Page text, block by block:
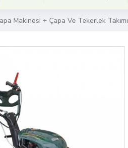
Makinesi + Çapa Ve Tekerlek Takımı